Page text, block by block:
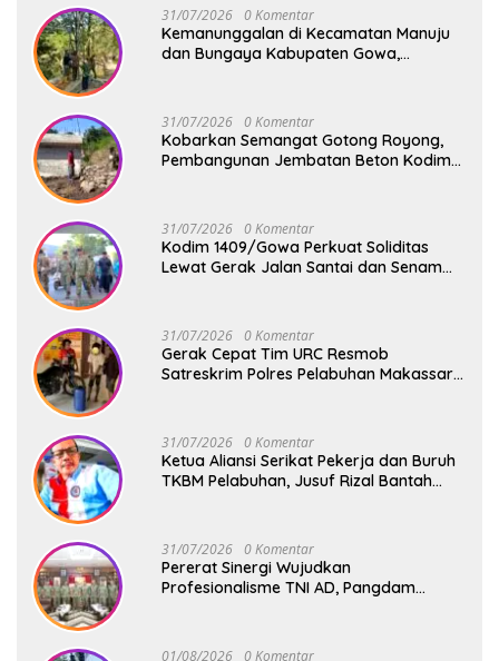
31/07/2026 0 Komentar
Kemanunggalan di Kecamatan Manuju
dan Bungaya Kabupaten Gowa,
31/07/2026 0 Komentar
Kobarkan Semangat Gotong Royong,
Pembangunan Jembatan Beton Kodim
31/07/2026 0 Komentar
Kodim 1409/Gowa Perkuat Soliditas
Lewat Gerak Jalan Santai dan Senam
31/07/2026 0 Komentar
Gerak Cepat Tim URC Resmob
Satreskrim Polres Pelabuhan Makassar
31/07/2026 0 Komentar
Ketua Aliansi Serikat Pekerja dan Buruh
TKBM Pelabuhan, Jusuf Rizal Bantah
31/07/2026 0 Komentar
Pererat Sinergi Wujudkan
Profesionalisme TNI AD, Pangdam
01/08/2026 0 Komentar